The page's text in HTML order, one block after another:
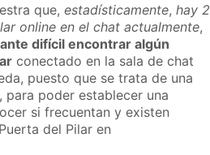
que,estadísticamente,hay 2
online en el chat actualmente,
difícil encontrar algún
conectado en la sala de chat
puesto que se trata de una
poder establecer una
si frecuentan y existen
del Pilar en